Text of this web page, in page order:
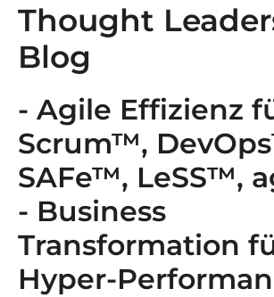
Thought
Blog
- Agile Effizienz
Scrum™,
SAFe™, LeSS™,
- Business
Transformation
Hyper-